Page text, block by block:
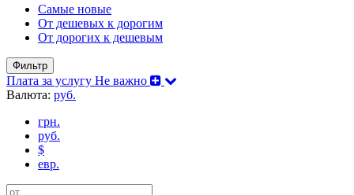
Самые новые
От дешевых к дорогим
От дорогих к дешевым
Фильтр
Плата за услугу Не важно
Валюта: руб.
грн.
руб.
$
евр.